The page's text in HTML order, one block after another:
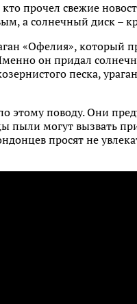
прочел свежие
а солнечный диск –
«Офелия», который
он придал
песка,
этому поводу. Они
пыли могут вызвать
просят не